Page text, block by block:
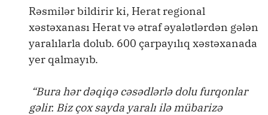
Rəsmilər bildirir ki, Herat regional
xəstəxanası Herat və ətraf əyalətlərdən gələn
yaralılarla dolub. 600 çarpayılıq xəstəxanada
yer qalmayıb.
“Bura hər dəqiqə cəsədlərlə dolu furqonlar
gəlir. Biz çox sayda yaralı ilə mübarizə